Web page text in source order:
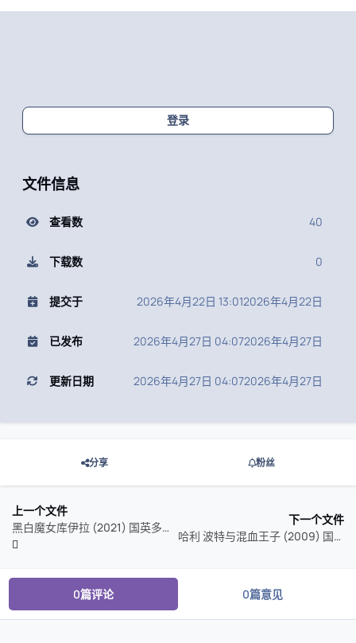
登录
文件信息
查看数 40
下载数 0
提交于 2026年4月22日 13:012026年4月22日
已发布 2026年4月27日 04:072026年4月27日
更新日期 2026年4月27日 04:072026年4月27日
分享 粉丝
上一个文件
黑白魔女库伊拉 (2021) 国英多音轨
下一个文件
哈利 波特与混血王子 (2009) 国英多音轨 特效字幕
0篇评论 0篇意见